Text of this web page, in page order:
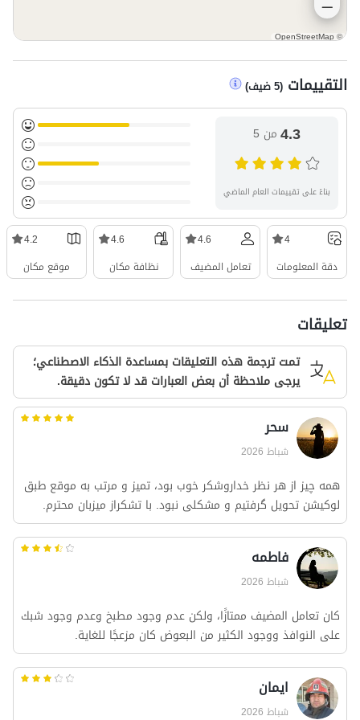
©
OpenStreetMap
التقييمات (
5ضيف)
4.3من 5
بناءً على تقييمات العام الماضي
4
دقة المعلومات
4.6
تعامل المضيف
4.6
نظافة مكان
4.2
موقع مكان
تعليقات
تمت ترجمة هذه التعليقات بمساعدة الذكاء الاصطناعي؛
يرجى ملاحظة أن بعض العبارات قد لا تكون دقيقة.
سحر
شباط 2026
همه چیز از هر نظر خداروشکر خوب بود، تمیز و مرتب به موقع طبق
لوکیشن تحویل گرفتیم و مشکلی نبود. با تشکراز میزبان محترم.
فاطمه
شباط 2026
كان تعامل المضيف ممتازًا، ولكن عدم وجود مطبخ وعدم وجود شبك
على النوافذ ووجود الكثير من البعوض كان مزعجًا للغاية.
ایمان
شباط 2026